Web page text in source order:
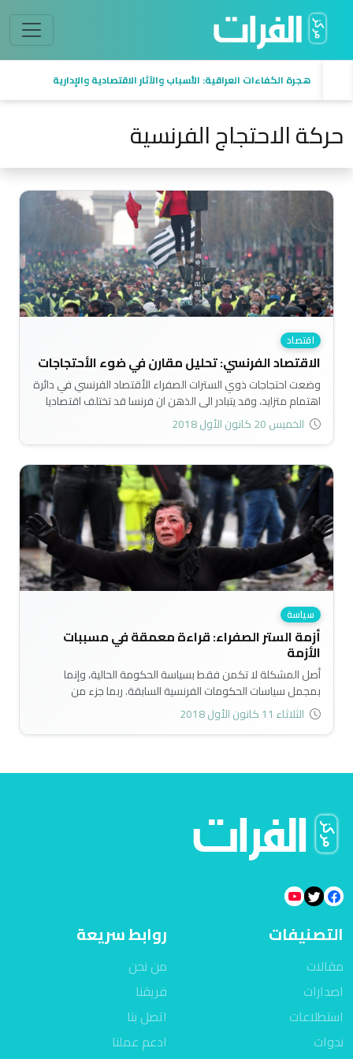
هجرة الكفاءات العراقية: الأسباب والآثار الاقتصادية والإدارية
حركة الاحتجاج الفرنسية
اقتصاد
الاقتصاد الفرنسي: تحليل مقارن في ضوء الأحتجاجات
وضعت احتجاجات ذوي السترات الصفراء الأقتصاد الفرنسي في دائرة
اهتمام متزايد، وقد يتبادر الى الذهن ان فرنسا قد تختلف اقتصاديا
عن نظيراتها من الدول المتقدمة اختلافا جوهريا، او واجهت
مشكلات فريدة. وجاءت هذه المقالة نتيجة لفحص خصائص رئيسة
في الأقتصاد الفرنسي بالمقارنة مع المانيا وبريطانيا واليابان اضافة
الى الولايات المتحدة. ولا يتجاوز القصد محاولة لتجميع وتنسيق
حقائق تعبر عنها البيانات قد تساعد على فهم أفضل للحراك السياسي
الحالي والمحتمل..
الخميس 20 كانون الأول 2018
سياسة
أزمة الستر الصفراء: قراءة معمقة في مسببات
الأزمة
أصل المشكلة لا تكمن فقط بسياسة الحكومة الحالية، وإنما
بمجمل سياسات الحكومات الفرنسية السابقة. ربما جزء من
المشكلة يعود في الوقت الحاضر إلى السباق الرئاسي الفرنسي
وطبيعة تنافسيتها، وطريقة وصول الرئيس ماكرون إلى الرئاسة
الفرنسية..
الثلاثاء 11 كانون الأول 2018
التصنيفات
مقالات
اصدارات
استطلاعات
ندوات
روابط سريعة
من نحن
فريقنا
اتصل بنا
ادعم عملنا